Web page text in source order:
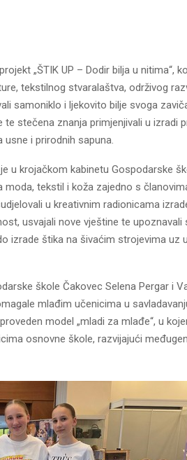
„ŠTIK UP – Dodir bilja u nitima“,
tekstilnog stvaralaštva, održivog
samoniklo i ljekovito bilje svoga
stečena znanja primjenjivali u izradi
i prirodnih sapuna.
u krojačkom kabinetu Gospodarske
tekstil i koža zajedno s
u kreativnim radionicama
usvajali nove vještine te upoznavali
izrade štika na šivaćim strojevima uz
škole Čakovec Selena Pergar i
mlađim učenicima u
model „mladi za mlađe“, u
osnovne škole, razvijajući